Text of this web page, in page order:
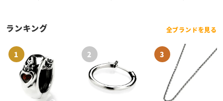
ランキング 全ブランドを見る